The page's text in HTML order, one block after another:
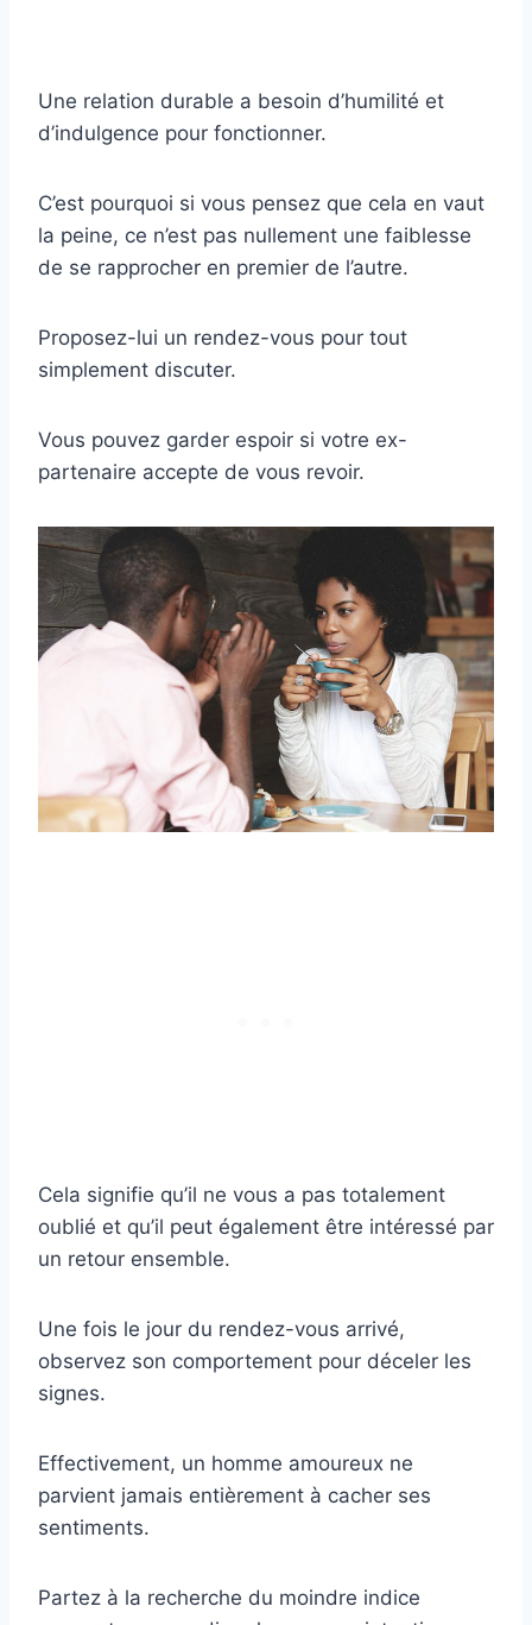
Une relation durable a besoin d’humilité et
d’indulgence pour fonctionner.
C’est pourquoi si vous pensez que cela en vaut
la peine, ce n’est pas nullement une faiblesse
de se rapprocher en premier de l’autre.
Proposez-lui un rendez-vous pour tout
simplement discuter.
Vous pouvez garder espoir si votre ex-
partenaire accepte de vous revoir.
Cela signifie qu’il ne vous a pas totalement
oublié et qu’il peut également être intéressé par
un retour ensemble.
Une fois le jour du rendez-vous arrivé,
observez son comportement pour déceler les
signes.
Effectivement, un homme amoureux ne
parvient jamais entièrement à cacher ses
sentiments.
Partez à la recherche du moindre indice